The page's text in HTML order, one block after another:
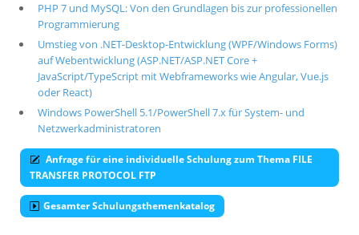
PHP 7 und MySQL: Von den Grundlagen bis zur professionellen
Programmierung
Umstieg von .NET-Desktop-Entwicklung (WPF/Windows Forms)
auf Webentwicklung (ASP.NET/ASP.NET Core +
JavaScript/TypeScript mit Webframeworks wie Angular, Vue.js
oder React)
Windows PowerShell 5.1/PowerShell 7.x für System- und
Netzwerkadministratoren
Anfrage für eine individuelle Schulung zum Thema FILE
TRANSFER PROTOCOL FTP
Gesamter Schulungsthemenkatalog